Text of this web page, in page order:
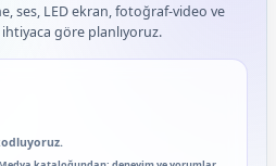
ses, LED ekran, fotoğraf-video ve
göre planlıyoruz.
yorum
hizmet deneyimi; 91 platform genelinde